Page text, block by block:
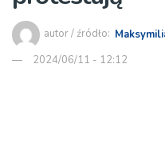
autor / źródło:
2024/06/11 - 12:12